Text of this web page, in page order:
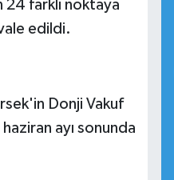
24 farklı noktaya
edildi.
Donji Vakuf
ayı sonunda